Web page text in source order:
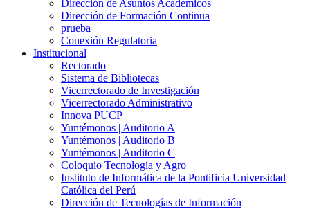
Dirección de Asuntos Académicos
Dirección de Formación Continua
prueba
Conexión Regulatoria
Institucional
Rectorado
Sistema de Bibliotecas
Vicerrectorado de Investigación
Vicerrectorado Administrativo
Innova PUCP
Yuntémonos | Auditorio A
Yuntémonos | Auditorio B
Yuntémonos | Auditorio C
Coloquio Tecnología y Agro
Instituto de Informática de la Pontificia Universidad
Católica del Perú
Dirección de Tecnologías de Información